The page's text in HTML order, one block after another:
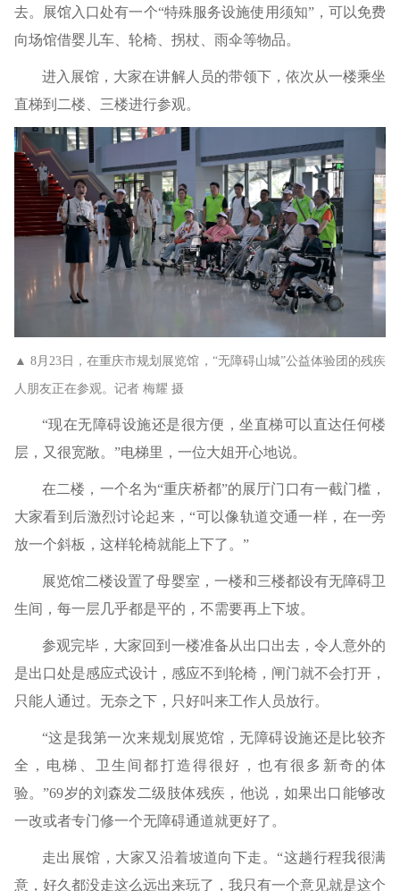
去。展馆入口处有一个“特殊服务设施使用须知”，可以免费
向场馆借婴儿车、轮椅、拐杖、雨伞等物品。
进入展馆，大家在讲解人员的带领下，依次从一楼乘坐
直梯到二楼、三楼进行参观。
▲ 8月23日，在重庆市规划展览馆，“无障碍山城”公益体验团的残疾
人朋友正在参观。记者 梅耀 摄
“现在无障碍设施还是很方便，坐直梯可以直达任何楼
层，又很宽敞。”电梯里，一位大姐开心地说。
在二楼，一个名为“重庆桥都”的展厅门口有一截门槛，
大家看到后激烈讨论起来，“可以像轨道交通一样，在一旁
放一个斜板，这样轮椅就能上下了。”
展览馆二楼设置了母婴室，一楼和三楼都设有无障碍卫
生间，每一层几乎都是平的，不需要再上下坡。
参观完毕，大家回到一楼准备从出口出去，令人意外的
是出口处是感应式设计，感应不到轮椅，闸门就不会打开，
只能人通过。无奈之下，只好叫来工作人员放行。
“这是我第一次来规划展览馆，无障碍设施还是比较齐
全，电梯、卫生间都打造得很好，也有很多新奇的体
验。”69岁的刘森发二级肢体残疾，他说，如果出口能够改
一改或者专门修一个无障碍通道就更好了。
走出展馆，大家又沿着坡道向下走。“这趟行程我很满
意，好久都没走这么远出来玩了，我只有一个意见就是这个